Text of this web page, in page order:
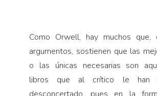
Como Orwell, hay muchos que,
argumentos, sostienen que las
o las únicas necesarias son
libros que al crítico le han